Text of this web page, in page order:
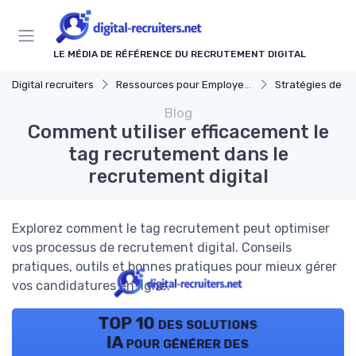
LE MÉDIA DE RÉFÉRENCE DU RECRUTEMENT DIGITAL
Digital recruiters Ressources pour Employeurs Stratégies de
Blog
Comment utiliser efficacement le
tag recrutement dans le
recrutement digital
Explorez comment le tag recrutement peut optimiser
vos processus de recrutement digital. Conseils
pratiques, outils et bonnes pratiques pour mieux gérer
vos candidatures en ligne.
TOP 10 des solutions
IA pour générer des
Panneau de gestion des cookies